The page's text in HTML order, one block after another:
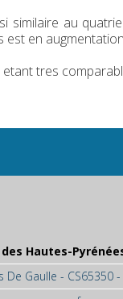
similaire au
en
tres
Hautes-
De Gaulle - CS65350